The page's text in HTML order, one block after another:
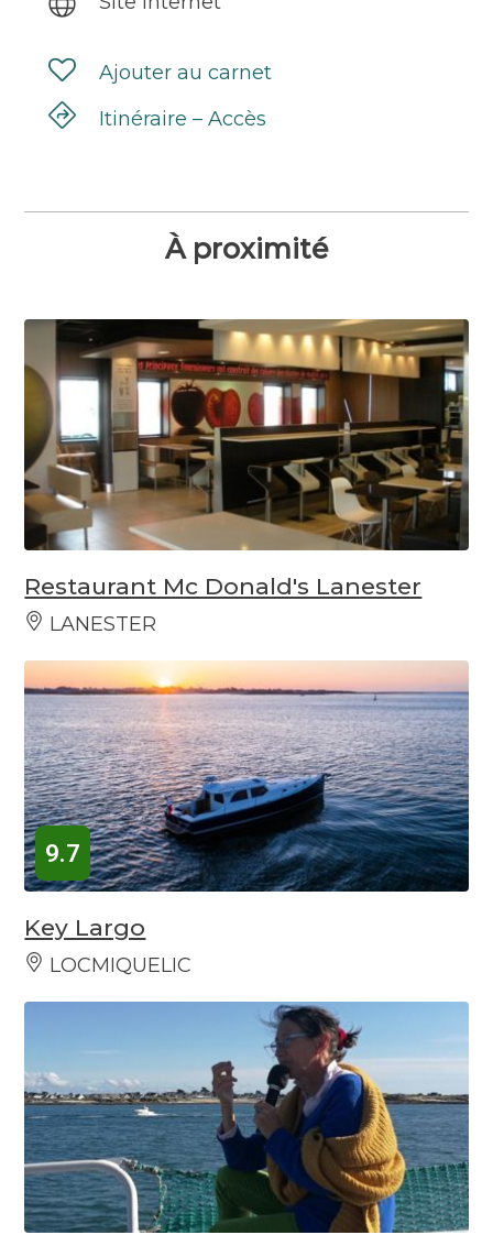
Ajouter au carnet
Itinéraire – Accès
À proximité
Restaurant Mc Donald's Lanester
LANESTER
9.7
Key Largo
LOCMIQUELIC